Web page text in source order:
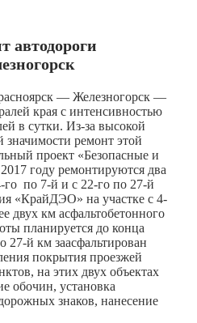
автодороги
— Железногорск —
края с интенсивностью
в сутки. Из-за высокой
значимости ремонт этой
проект «Безопасные и
году ремонтируются два
го по 7-й и с 22-го по 27-й
«КрайДЭО» на участке с 4-
двух км асфальтобетонного
планируется до конца
27-й км заасфальтирован
покрытия проезжей
на этих двух объектах
обочин, установка
знаков, нанесение